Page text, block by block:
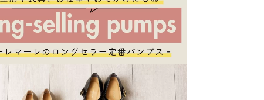
ヒールの高さから探す